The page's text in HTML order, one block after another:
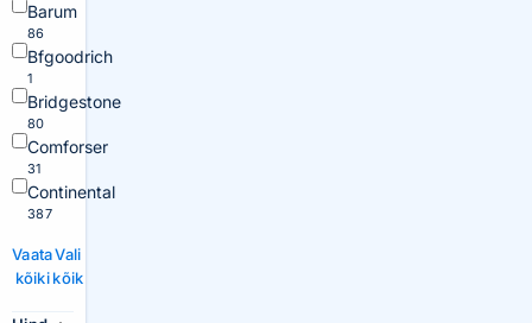
Barum
86
Bfgoodrich
1
Bridgestone
80
Comforser
31
Continental
387
Vaata
kõiki
Vali
kõik